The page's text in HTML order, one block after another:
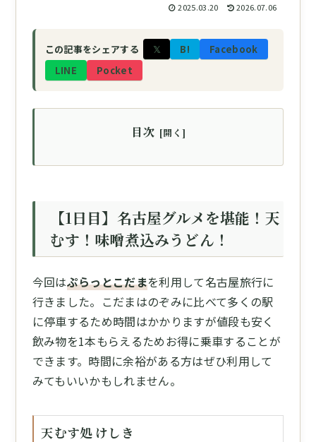
2025.03.20 2026.07.06
この記事をシェアする 𝕏 B!
Facebook
LINE
Pocket
目次
【1日目】名古屋グルメを堪能！天
むす！味噌煮込みうどん！
今回はぷらっとこだまを利用して名古屋旅行に
行きました。こだまはのぞみに比べて多くの駅
に停車するため時間はかかりますが値段も安く
飲み物を1本もらえるためお得に乗車することが
できます。時間に余裕がある方はぜひ利用して
みてもいいかもしれません。
天むす処 けしき